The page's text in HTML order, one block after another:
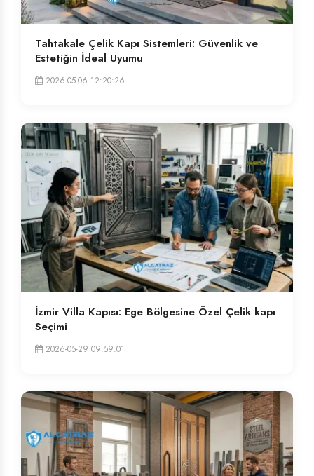
Tahtakale Çelik Kapı Sistemleri: Güvenlik ve
Estetiğin İdeal Uyumu
2026-05-06 12:20:26
İzmir Villa Kapısı: Ege Bölgesine Özel Çelik kapı
Seçimi
2026-05-29 09:59:01